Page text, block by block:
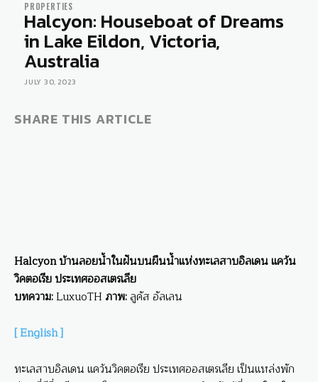
PROPERTIES
Halcyon: Houseboat of Dreams
in Lake Eildon, Victoria,
Australia
JULY 30, 2023
SHARE THIS ARTICLE
Halcyon บ้านลอยน้ำในฝันบนผืนน้ำแห่งทะเลสาบอิลเดน แคว้น
วิคตอเรีย ประเทศออสเตรเลีย
บทความ:LuxuoTH ภาพ:ลูคัส อัลเลน
[ English ]
ทะเลสาบอิลเดน แคว้นวิคตอเรีย ประเทศออสเตรเลีย เป็นแหล่งพัก